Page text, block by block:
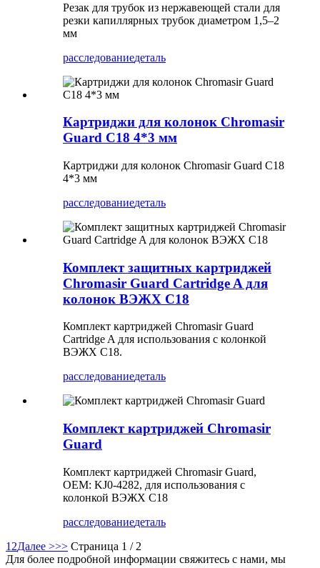
Резак для трубок из нержавеющей стали для
резки капиллярных трубок диаметром 1,5–2
мм
расследованиедеталь
Картриджи для колонок Chromasir
Guard C18 4*3 мм
Картриджи для колонок Chromasir Guard C18
4*3 мм
расследованиедеталь
Комплект защитных картриджей
Chromasir Guard Cartridge A для
колонок ВЭЖХ C18
Комплект картриджей Chromasir Guard
Cartridge A для использования с колонкой
ВЭЖХ C18.
расследованиедеталь
Комплект картриджей Chromasir
Guard
Комплект картриджей Chromasir Guard,
OEM: KJ0-4282, для использования с
колонкой ВЭЖХ C18
расследованиедеталь
1 2Далее >>> Страница 1 / 2
Для более подробной информации свяжитесь с нами, мы